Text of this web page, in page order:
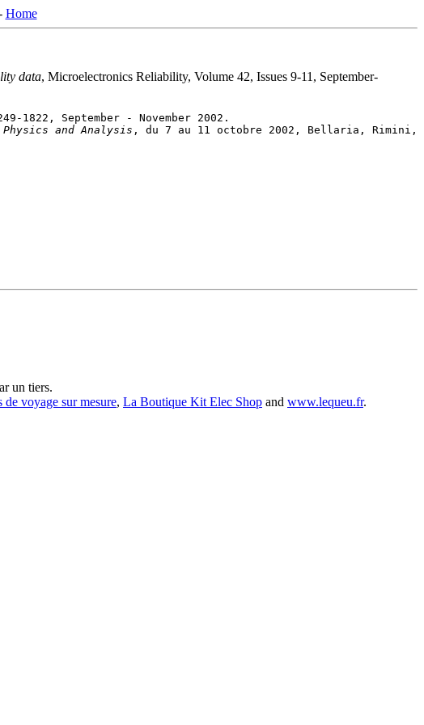
Home
data, Microelectronics Reliability, Volume 42, Issues 9-11, September-
and Analysis
un tiers.
voyage sur mesure, La Boutique Kit Elec Shop and www.lequeu.fr.